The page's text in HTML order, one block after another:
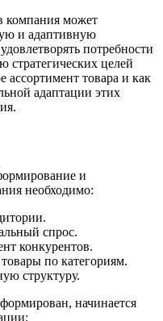
компания может
и адаптивную
потребности
стратегических целей
ассортимент товара и как
адаптации этих
и
необходимо:
спрос.
конкурентов.
по категориям.
структуру.
начинается